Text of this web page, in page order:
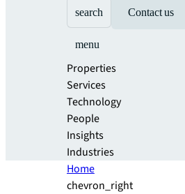
search Contact us
menu
Properties
Services
Technology
People
Insights
Industries
Home
chevron_right